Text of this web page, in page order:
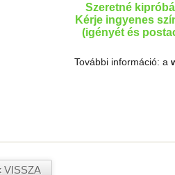
Szeretné
Kérje ingyenes
(igényét és
További információ: a
VISSZA